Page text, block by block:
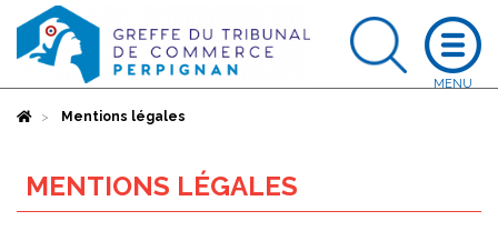
AccueilMentions légales
MENTIONS LÉGALES